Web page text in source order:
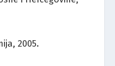
2005.